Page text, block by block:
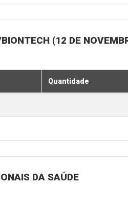
(12 DE
Quantidade
DA SAÚDE